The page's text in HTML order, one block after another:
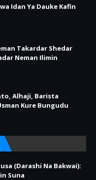
Idan Ya Dauke Kafin
Takardar Shedar
Neman Ilimin
Alhaji, Barista
Kure Bungudu
(Darashi Na Bakwai):
Suna